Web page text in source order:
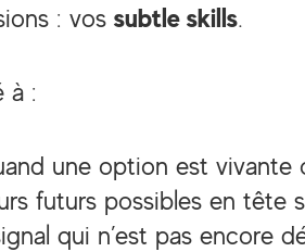
: vos subtle skills.
à :
une option est vivante
futurs possibles en tête
qui n’est pas encore